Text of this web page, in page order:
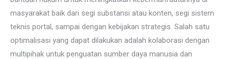
masyarakat baik dari segi substansi atau konten, segi sistem
teknis portal, sampai dengan kebijakan strategis. Salah satu
optimalisasi yang dapat dilakukan adalah kolaborasi dengan
multipihak untuk penguatan sumber daya manusia dan